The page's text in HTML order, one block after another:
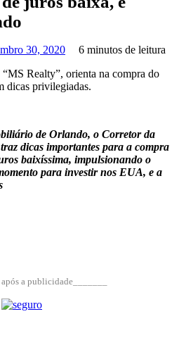
30, 2020
6 minutos de leitura
Realty”, orienta na compra do
dicas privilegiadas.
de Orlando, o Corretor da
dicas importantes para a compra
baixíssima, impulsionando o
para investir nos EUA, e a
a publicidade_______